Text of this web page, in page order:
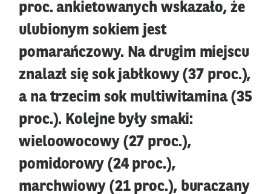
proc. ankietowanych wskazało, że
ulubionym sokiem jest
pomarańczowy. Na drugim miejscu
znalazł się sok jabłkowy (37 proc.),
a na trzecim sok multiwitamina (35
proc.). Kolejne były smaki:
wieloowocowy (27 proc.),
pomidorowy (24 proc.),
marchwiowy (21 proc.), buraczany